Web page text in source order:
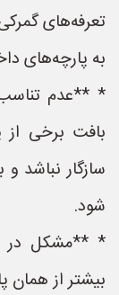
تعرفه‌های
به پارچه‌های
* **عدم
بافت برخی از
سازگار نباشد
شود.
* **مشکل در
بیشتر از همان